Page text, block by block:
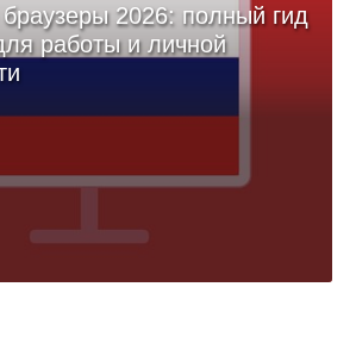
браузеры 2026: полный гид
работы и личной